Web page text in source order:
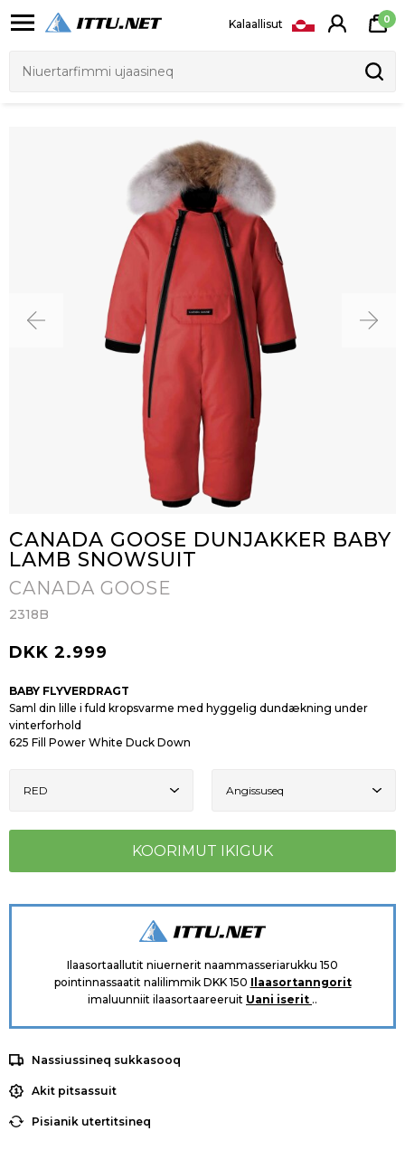
Kalaallisut 0
CANADA GOOSE DUNJAKKER BABY
LAMB SNOWSUIT
CANADA GOOSE
2318B
DKK 2.999
BABY FLYVERDRAGT
Saml din lille i fuld kropsvarme med hyggelig dundækning under
vinterforhold
625 Fill Power White Duck Down
Ilaasortaallutit niuernerit naammasseriarukku 150
pointinnassaatit nalilimmik DKK 150 Ilaasortanngorit
imaluunniit ilaasortaareeruit Uani iserit ..
Nassiussineq sukkasooq
Akit pitsassuit
Pisianik utertitsineq